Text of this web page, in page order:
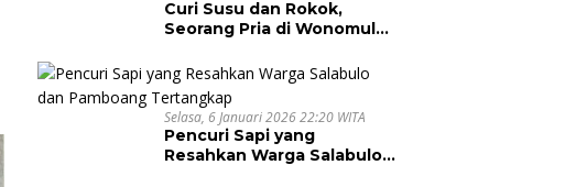
Curi Susu dan Rokok,
Seorang Pria di Wonomulyo
Selasa, 6 Januari 2026 22:20 WITA
Pencuri Sapi yang
Resahkan Warga Salabulo